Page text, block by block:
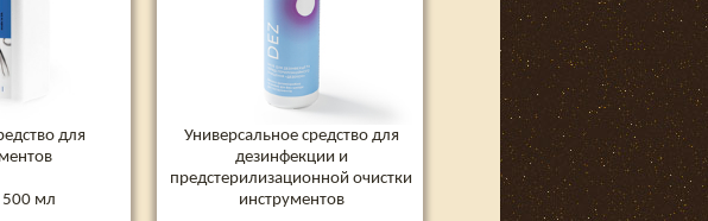
для
мл
Универсальное средство для
дезинфекции и
предстерилизационной очистки
инструментов